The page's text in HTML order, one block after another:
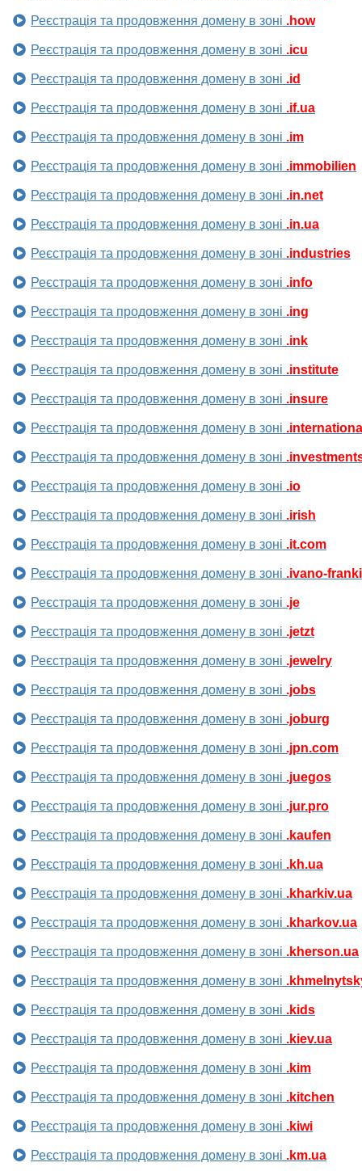
Реєстрація та продовження домену в зоні .how
Реєстрація та продовження домену в зоні .icu
Реєстрація та продовження домену в зоні .id
Реєстрація та продовження домену в зоні .if.ua
Реєстрація та продовження домену в зоні .im
Реєстрація та продовження домену в зоні .immobilien
Реєстрація та продовження домену в зоні .in.net
Реєстрація та продовження домену в зоні .in.ua
Реєстрація та продовження домену в зоні .industries
Реєстрація та продовження домену в зоні .info
Реєстрація та продовження домену в зоні .ing
Реєстрація та продовження домену в зоні .ink
Реєстрація та продовження домену в зоні .institute
Реєстрація та продовження домену в зоні .insure
Реєстрація та продовження домену в зоні
Реєстрація та продовження домену в зоні
Реєстрація та продовження домену в зоні .io
Реєстрація та продовження домену в зоні .irish
Реєстрація та продовження домену в зоні .it.com
Реєстрація та продовження домену в зоні .ivano-
Реєстрація та продовження домену в зоні .je
Реєстрація та продовження домену в зоні .jetzt
Реєстрація та продовження домену в зоні .jewelry
Реєстрація та продовження домену в зоні .jobs
Реєстрація та продовження домену в зоні .joburg
Реєстрація та продовження домену в зоні .jpn.com
Реєстрація та продовження домену в зоні .juegos
Реєстрація та продовження домену в зоні .jur.pro
Реєстрація та продовження домену в зоні .kaufen
Реєстрація та продовження домену в зоні .kh.ua
Реєстрація та продовження домену в зоні .kharkiv.ua
Реєстрація та продовження домену в зоні .kharkov.ua
Реєстрація та продовження домену в зоні .kherson.ua
Реєстрація та продовження домену в зоні
Реєстрація та продовження домену в зоні .kids
Реєстрація та продовження домену в зоні .kiev.ua
Реєстрація та продовження домену в зоні .kim
Реєстрація та продовження домену в зоні .kitchen
Реєстрація та продовження домену в зоні .kiwi
Реєстрація та продовження домену в зоні .km.ua